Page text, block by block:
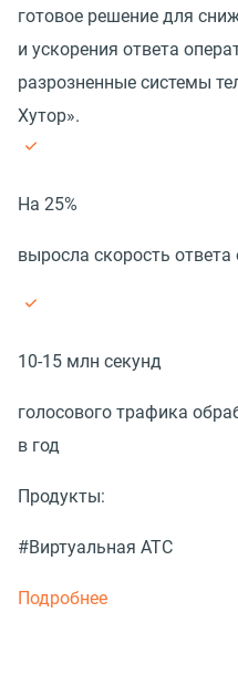
готовое решение для
и ускорения ответа
разрозненные системы
Хутор».
На 25%
выросла скорость ответа
10-15 млн секунд
голосового трафика
в год
Продукты:
#Виртуальная АТС
Подробнее